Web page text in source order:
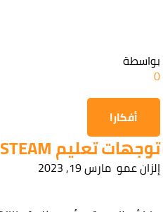
بواسطة
0
أفكارا
توجهات تعليم STEAM...
إلزان عمو مارس 19, 2023